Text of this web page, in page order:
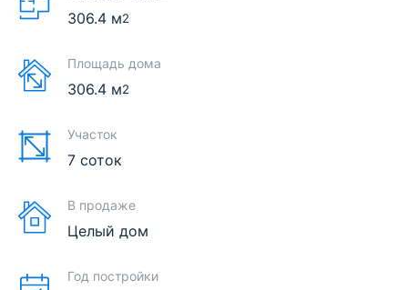
306.4 м2
Площадь дома
306.4 м2
Участок
7 соток
В продаже
Целый дом
Год постройки